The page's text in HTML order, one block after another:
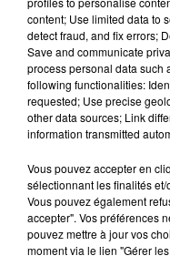
Des
content; Use limited data to
detect fraud, and fix errors;
Save and communicate
process personal data such
following functionalities:
requested; Use precise
other data sources; Link
information transmitted
Vous pouvez accepter en
sélectionnant les finalités
Vous pouvez également
accepter". Vos préférences
pouvez mettre à jour vos
moment via le lien "Gérer